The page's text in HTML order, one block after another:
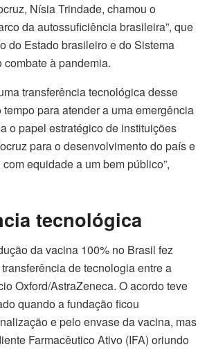
Nísia Trindade, chamou o
da autossuficiência brasileira”, que
do Estado brasileiro e do Sistema
à pandemia.
transferência tecnológica desse
para atender a uma emergência
o papel estratégico de instituições
para o desenvolvimento do país e
equidade a um bem público”,
tecnológica
da vacina 100% no Brasil fez
de tecnologia entre a
Oxford/AstraZeneca. O acordo teve
quando a fundação ficou
e pelo envase da vacina, mas
Farmacêutico Ativo (IFA) oriundo